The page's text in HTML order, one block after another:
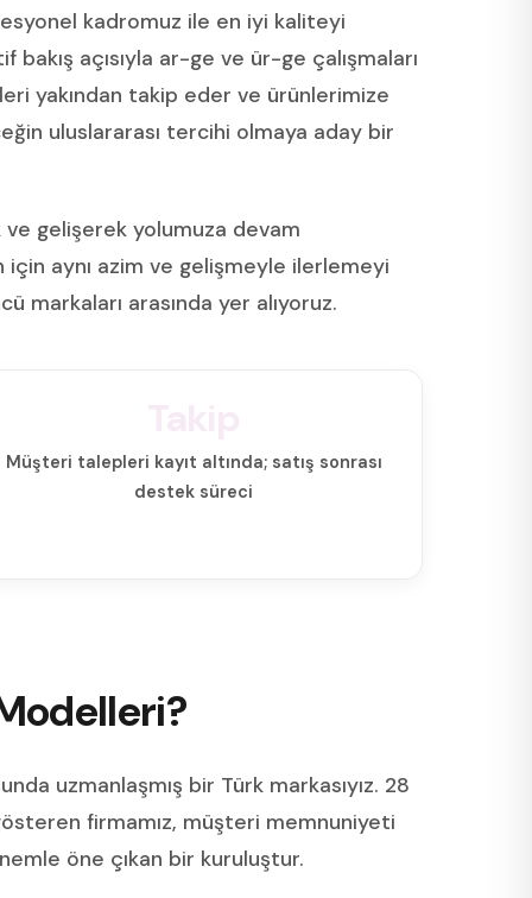
kadromuz ile en iyi kaliteyi
bakış açısıyla ar-ge ve ür-ge çalışmaları
yakından takip eder ve ürünlerimize
uluslararası tercihi olmaya aday bir
gelişerek yolumuza devam
için aynı azim ve gelişmeyle ilerlemeyi
markaları arasında yer alıyoruz.
Müşteri talepleri kayıt altında; satış sonrası
destek süreci
uzmanlaşmış bir Türk markasıyız. 28
firmamız, müşteri memnuniyeti
öne çıkan bir kuruluştur.